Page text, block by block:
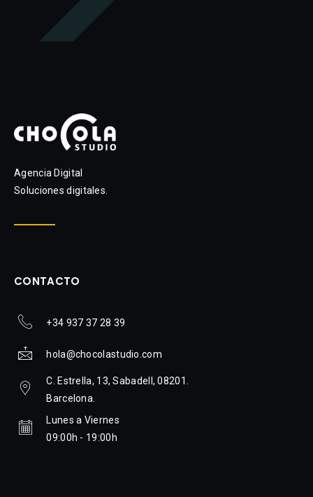
Agencia Digital
Soluciones digitales.
CONTACTO
+34 937 37 28 39
hola@chocolastudio.com
C. Estrella, 13, Sabadell, 08201.
Barcelona.
Lunes a Viernes
09:00h - 19:00h